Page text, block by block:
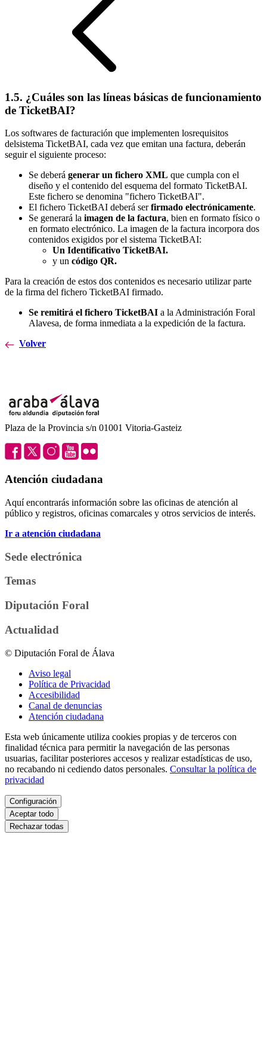
1.5. ¿Cuáles son las líneas básicas de funcionamiento
de TicketBAI?
Los softwares de facturación que implementen losrequisitos
delsistema TicketBAI, cada vez que emitan una factura, deberán
seguir el siguiente proceso:
Se deberá generar un fichero XML que cumpla con el
diseño y el contenido del esquema del formato TicketBAI.
Este fichero se denomina "fichero TicketBAI".
El fichero TicketBAI deberá serfirmado electrónicamente.
Se generará la imagen de la factura, bien en formato físico o
en formato electrónico. La imagen de la factura incorpora dos
contenidos exigidos por el sistema TicketBAI:
Un Identificativo TicketBAI.
y un código QR.
Para la creación de estos dos contenidos es necesario utilizar parte
de la firma del fichero TicketBAI firmado.
Se remitirá el fichero TicketBAI a la Administración Foral
Alavesa, de forma inmediata a la expedición de la factura.
Volver
Plaza de la Provincia s/n 01001 Vitoria-Gasteiz
Atención ciudadana
Aquí encontrarás información sobre las oficinas de atención al
público y registros, oficinas comarcales y otros servicios de interés.
Ir a atención ciudadana
Sede electrónica
Temas
Diputación Foral
Actualidad
© Diputación Foral de Álava
Aviso legal
Política de Privacidad
Accesibilidad
Canal de denuncias
Atención ciudadana
Esta web únicamente utiliza cookies propias y de terceros con
finalidad técnica para permitir la navegación de las personas
usuarias, facilitar posteriores accesos y realizar estadísticas de uso,
no recabando ni cediendo datos personales. Consultar la política de
privacidad
Configuración
Aceptar todo
Rechazar todas